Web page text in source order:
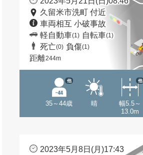
久留米市洗町 付近
車両相互 小破事故
軽自動車(1) 自転車(1)
死亡(0) 負傷(1)
距離244m
35～44歳
他
晴
幅5.5～
13.0m
他
2023年5月8日(月)17:43